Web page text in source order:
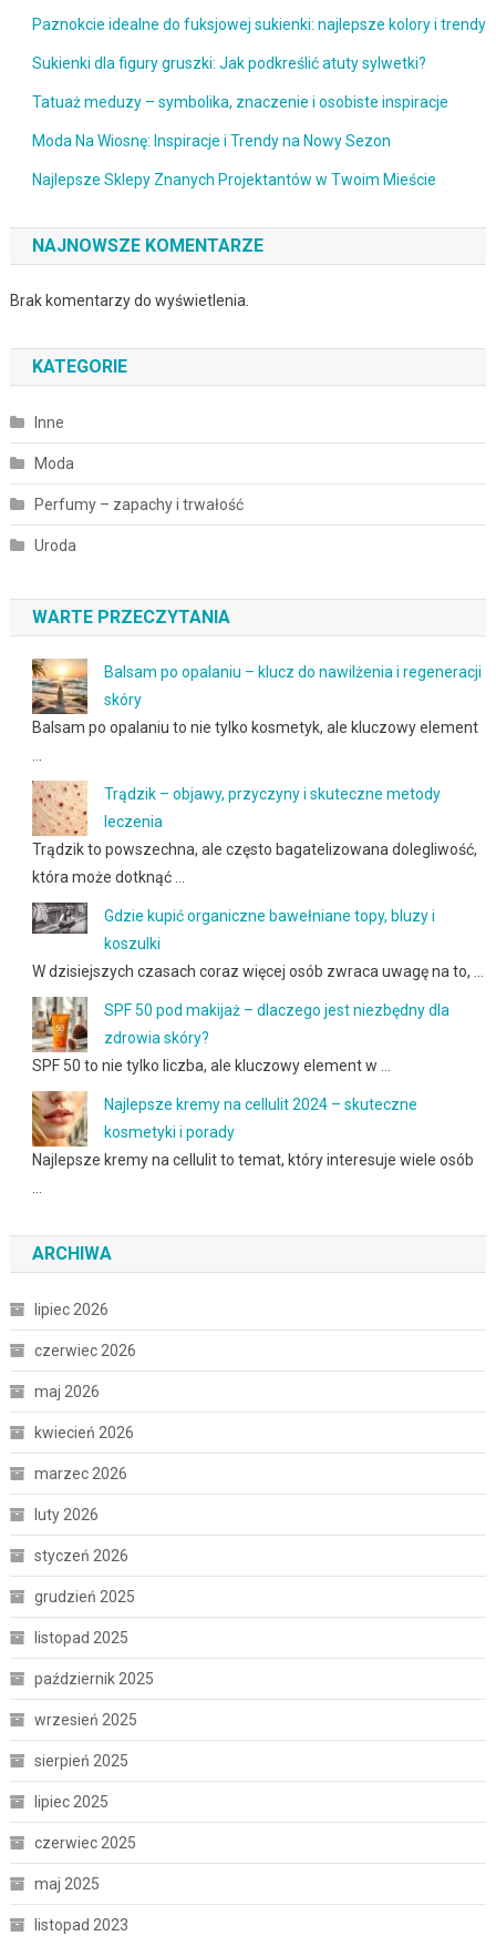
Paznokcie idealne do fuksjowej sukienki: najlepsze kolory i trendy
Sukienki dla figury gruszki: Jak podkreślić atuty sylwetki?
Tatuaż meduzy – symbolika, znaczenie i osobiste inspiracje
Moda Na Wiosnę: Inspiracje i Trendy na Nowy Sezon
Najlepsze Sklepy Znanych Projektantów w Twoim Mieście
NAJNOWSZE KOMENTARZE
Brak komentarzy do wyświetlenia.
KATEGORIE
Inne
Moda
Perfumy – zapachy i trwałość
Uroda
WARTE PRZECZYTANIA
Balsam po opalaniu – klucz do nawilżenia i regeneracji
skóry
Balsam po opalaniu to nie tylko kosmetyk, ale kluczowy element
Trądzik – objawy, przyczyny i skuteczne metody
leczenia
Trądzik to powszechna, ale często bagatelizowana dolegliwość,
która może dotknąć …
Gdzie kupić organiczne bawełniane topy, bluzy i
koszulki
W dzisiejszych czasach coraz więcej osób zwraca uwagę na to, …
SPF 50 pod makijaż – dlaczego jest niezbędny dla
zdrowia skóry?
SPF 50 to nie tylko liczba, ale kluczowy element w …
Najlepsze kremy na cellulit 2024 – skuteczne
kosmetyki i porady
Najlepsze kremy na cellulit to temat, który interesuje wiele osób
ARCHIWA
lipiec 2026
czerwiec 2026
maj 2026
kwiecień 2026
marzec 2026
luty 2026
styczeń 2026
grudzień 2025
listopad 2025
październik 2025
wrzesień 2025
sierpień 2025
lipiec 2025
czerwiec 2025
maj 2025
listopad 2023